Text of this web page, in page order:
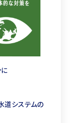
二級
合計
―
道システムの